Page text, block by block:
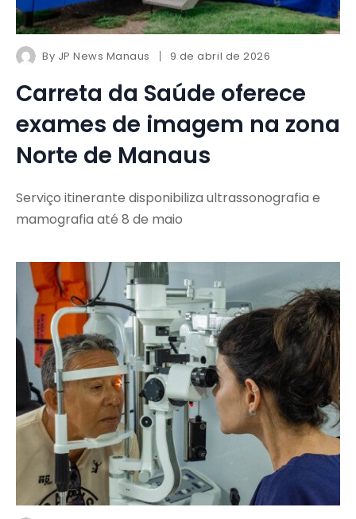
By JP News Manaus 9 de abril de 2026
Carreta da Saúde oferece
exames de imagem na zona
Norte de Manaus
Serviço itinerante disponibiliza ultrassonografia e
mamografia até 8 de maio